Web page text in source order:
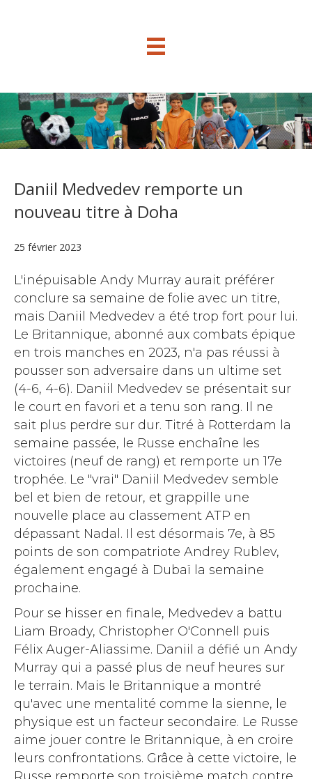
Daniil Medvedev remporte un
nouveau titre à Doha
25 février 2023
L'inépuisable Andy Murray aurait préférer
conclure sa semaine de folie avec un titre,
mais Daniil Medvedev a été trop fort pour lui.
Le Britannique, abonné aux combats épique
en trois manches en 2023, n'a pas réussi à
pousser son adversaire dans un ultime set
(4-6, 4-6). Daniil Medvedev se présentait sur
le court en favori et a tenu son rang. Il ne
sait plus perdre sur dur. Titré à Rotterdam la
semaine passée, le Russe enchaîne les
victoires (neuf de rang) et remporte un 17e
trophée. Le "vrai" Daniil Medvedev semble
bel et bien de retour, et grappille une
nouvelle place au classement ATP en
dépassant Nadal. Il est désormais 7e, à 85
points de son compatriote Andrey Rublev,
également engagé à Dubaï la semaine
prochaine.
Pour se hisser en finale, Medvedev a battu
Liam Broady, Christopher O'Connell puis
Félix Auger-Aliassime. Daniil a défié un Andy
Murray qui a passé plus de neuf heures sur
le terrain. Mais le Britannique a montré
qu'avec une mentalité comme la sienne, le
physique est un facteur secondaire. Le Russe
aime jouer contre le Britannique, à en croire
leurs confrontations. Grâce à cette victoire, le